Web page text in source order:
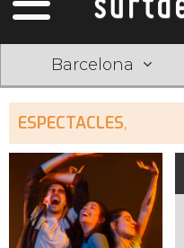
Barcelona
ESPECTACLES,